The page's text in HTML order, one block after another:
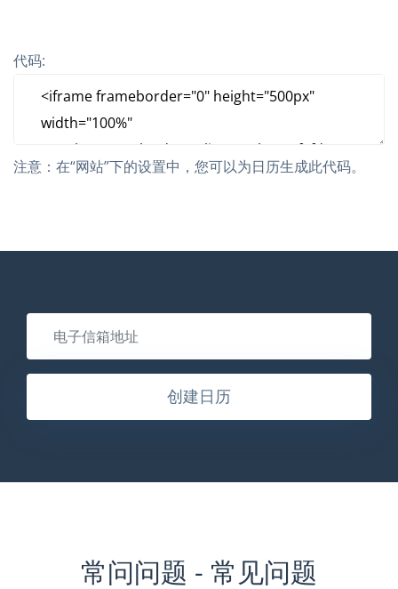
代码:
注意：在“网站”下的设置中，您可以为日历生成此代码。
创建日历
常问问题 - 常见问题